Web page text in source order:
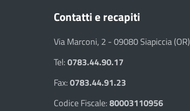
Contatti e recapiti
Via Marconi, 2 - 09080 Siapiccia (OR)
Tel:0783.44.90.17
Fax:0783.44.91.23
Codice Fiscale:80003110956